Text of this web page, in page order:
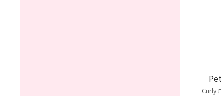
שמפו מתאים לשיטת Curly